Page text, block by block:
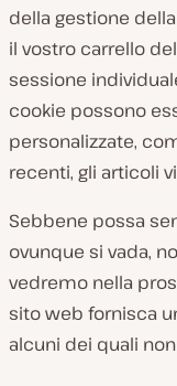
della gestione
il vostro carrello
sessione
cookie possono
personalizzate,
recenti, gli articoli
Sebbene possa
ovunque si vada,
vedremo nella
sito web fornisca
alcuni dei quali non